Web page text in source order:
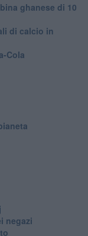
ghanese di 10
di calcio in
Cola
negazi